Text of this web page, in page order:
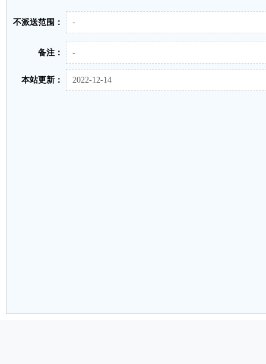
不派送范围： -
备注： -
本站更新： 2022-12-14